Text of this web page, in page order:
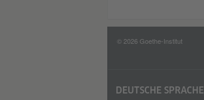
© 2026 Goethe-Institut
DEUTSCHE SPRACHE